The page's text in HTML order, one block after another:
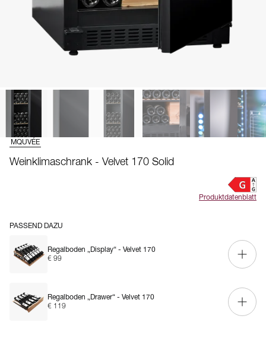
MQUVÉE
Weinklimaschrank - Velvet 170 Solid
Produktdatenblatt
PASSEND DAZU
Regalboden „Display“ - Velvet 170
€ 99
Regalboden „Drawer“ - Velvet 170
€ 119